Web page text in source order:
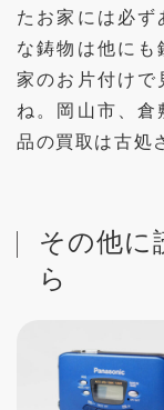
たお家には必ず
な鋳物は他にも
家のお片付けで
ね。岡山市、倉
品の買取は古処
その他に
ら